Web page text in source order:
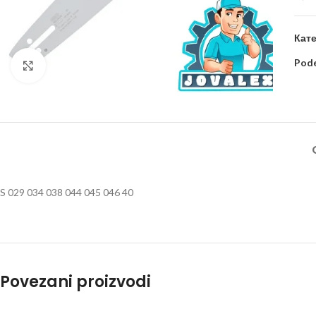
S 029 034 038 044 045 046 40
Povezani proizvodi